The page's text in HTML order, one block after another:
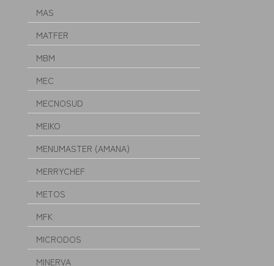
MAS
MATFER
MBM
MEC
MECNOSUD
MEIKO
MENUMASTER (AMANA)
MERRYCHEF
METOS
MFK
MICRODOS
MINERVA